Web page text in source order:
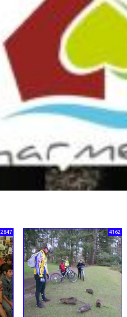
2847 4162